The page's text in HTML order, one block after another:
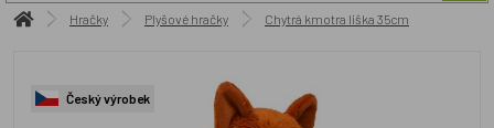
Hračky Plyšové hračky Chytrá kmotra liška 35cm
Český výrobek